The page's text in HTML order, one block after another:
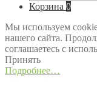
Корзина 0
Мы используем
нашего сайта.
соглашаетесь с
Принять
Подробнее…